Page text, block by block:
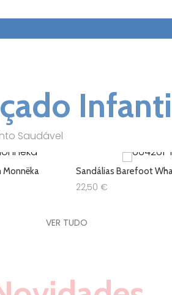
Saudável
Sandálias Barefoot
22,50 €
VER TUDO